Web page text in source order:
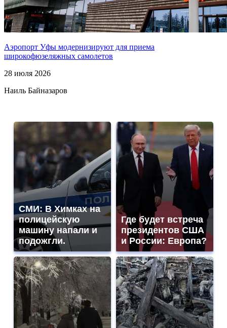
Аэропорт Уфы модернизируют для приема
широкофюзеляжных самолетов
28 июля 2026
Наиль Байназаров
СМИ: В Химках на
полицейскую
машину напали и
подожгли.
Где будет встреча
президентов США
и России: Европа?